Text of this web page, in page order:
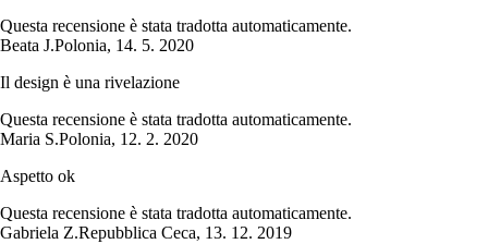
Questa recensione è stata tradotta automaticamente.
Beata J.Polonia, 14. 5. 2020
Il design è una rivelazione
Questa recensione è stata tradotta automaticamente.
Maria S.Polonia, 12. 2. 2020
Aspetto ok
Questa recensione è stata tradotta automaticamente.
Gabriela Z.Repubblica Ceca, 13. 12. 2019